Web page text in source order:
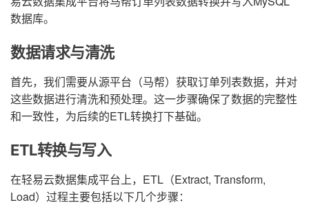
数据库。
数据请求与清洗
首先，我们需要从源平台（马帮）获取订单列表数据，并对
这些数据进行清洗和预处理。这一步骤确保了数据的完整性
和一致性，为后续的ETL转换打下基础。
ETL转换与写入
在轻易云数据集成平台上，ETL（Extract, Transform,
Load）过程主要包括以下几个步骤：